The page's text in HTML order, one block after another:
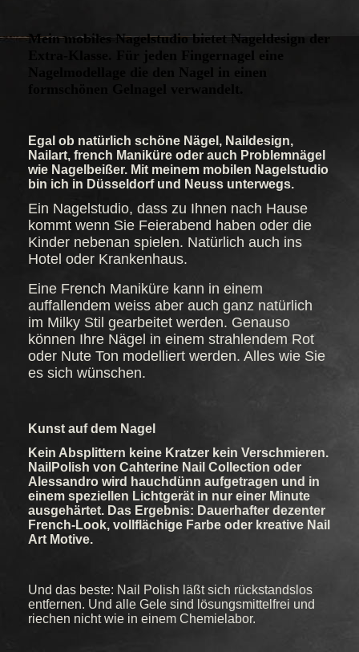
Mein mobiles Nagelstudio bietet Nageldesign der
Extra-Klasse. Für jeden Fingernagel eine
Nagelmodellage die den Nagel in einen
Egal ob natürlich schöne Nägel, Naildesign,
Nailart, french Maniküre oder auch Problemnägel
wie Nagelbeißer. Mit meinem mobilen Nagelstudio
bin ich in Düsseldorf und Neuss unterwegs.
Ein Nagelstudio, dass zu Ihnen nach Hause
kommt wenn Sie Feierabend haben oder die
Kinder nebenan spielen. Natürlich auch ins
Hotel oder Krankenhaus.
Eine French Maniküre kann in einem
auffallendem weiss aber auch ganz natürlich
im Milky Stil gearbeitet werden. Genauso
können Ihre Nägel in einem strahlendem Rot
oder Nute Ton modelliert werden. Alles wie Sie
es sich wünschen.
Kunst auf dem Nagel
Kein Absplittern keine Kratzer kein Verschmieren.
NailPolish von Cahterine Nail Collection oder
Alessandro wird hauchdünn aufgetragen und in
einem speziellen Lichtgerät in nur einer Minute
ausgehärtet. Das Ergebnis: Dauerhafter dezenter
French-Look, vollflächige Farbe oder kreative Nail
Art Motive.
Und das beste: Nail Polish läßt sich rückstandslos
entfernen. Und alle Gele sind lösungsmittelfrei und
riechen nicht wie in einem Chemielabor.